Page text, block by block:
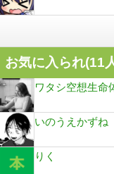
お気に入られ(11
ワタシ空想生命
いのうえかずね
りく